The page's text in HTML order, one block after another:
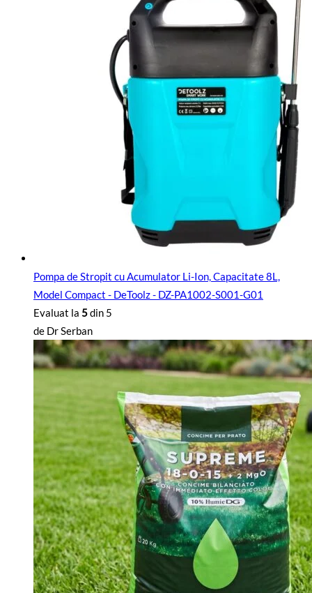
Pompa de Stropit cu Acumulator Li-Ion, Capacitate 8L,
Model Compact - DeToolz - DZ-PA1002-S001-G01
Evaluat la 5din 5
de Dr Serban